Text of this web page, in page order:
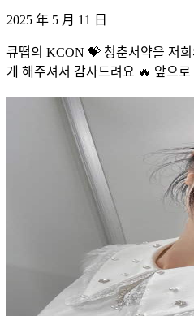
2025 年 5 月 11 日
큐떱의 KCON 💝 청춘서약을 저
게 해주셔서 감사드려요 🔥 앞으